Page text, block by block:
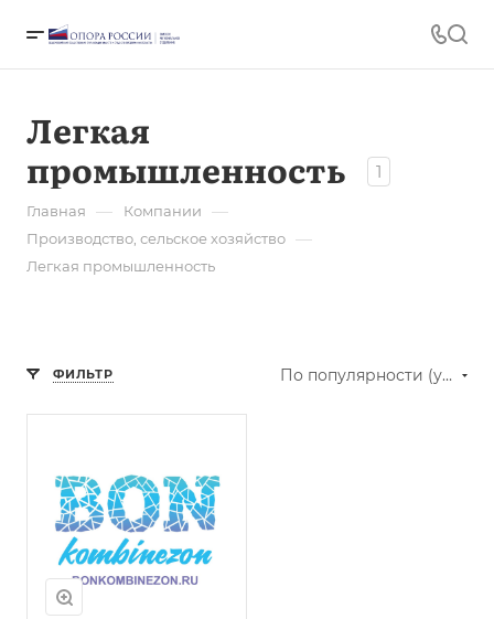
Легкая
промышленность
1
Главная — Компании —
Производство, сельское хозяйство —
Легкая промышленность
ФИЛЬТР По популярности (убывание)